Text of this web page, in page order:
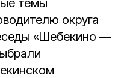
темы
округа
«Шебекино —